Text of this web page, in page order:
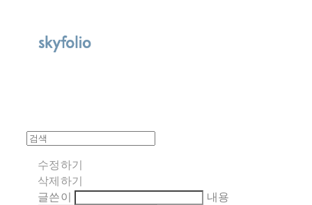
수정하기
삭제하기
글쓴이
내용